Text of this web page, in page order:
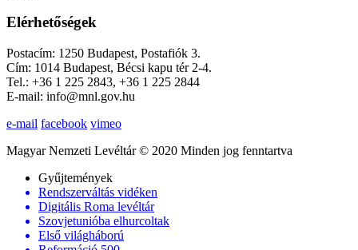
Elérhetőségek
Postacím: 1250 Budapest, Postafiók 3.
Cím: 1014 Budapest, Bécsi kapu tér 2-4.
Tel.: +36 1 225 2843, +36 1 225 2844
E-mail: info@mnl.gov.hu
e-mail facebook vimeo
Magyar Nemzeti Levéltár © 2020 Minden jog fenntartva
Gyűjtemények
Rendszerváltás vidéken
Digitális Roma levéltár
Szovjetunióba elhurcoltak
Első világháború